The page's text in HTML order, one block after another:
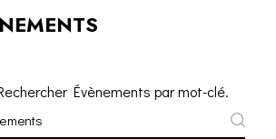
Évènements par mot-clé.